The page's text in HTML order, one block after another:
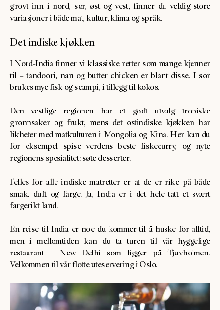
grovt inn i nord, sør, øst og vest, finner du veldig store
variasjoner i både mat, kultur, klima og språk.
Det indiske kjøkken
I Nord-India finner vi klassiske retter som mange kjenner
til – tandoori, nan og butter chicken er blant disse. I sør
brukes mye fisk og scampi, i tillegg til kokos.
Den vestlige regionen har et godt utvalg tropiske
grønnsaker og frukt, mens det østindiske kjøkken har
likheter med matkulturen i Mongolia og Kina. Her kan du
for eksempel spise verdens beste fiskecurry, og nyte
regionens spesialitet: søte desserter.
Felles for alle indiske matretter er at de er rike på både
smak, duft og farge. Ja, India er i det hele tatt et svært
fargerikt land.
En reise til India er noe du kommer til å huske for alltid,
men i mellomtiden kan du ta turen til vår hyggelige
restaurant – New Delhi som ligger på Tjuvholmen.
Velkommen til vår flotte uteservering i Oslo.